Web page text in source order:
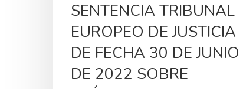
SENTENCIA TRIBUNAL
EUROPEO DE JUSTICIA
DE FECHA 30 DE JUNIO
DE 2022 SOBRE